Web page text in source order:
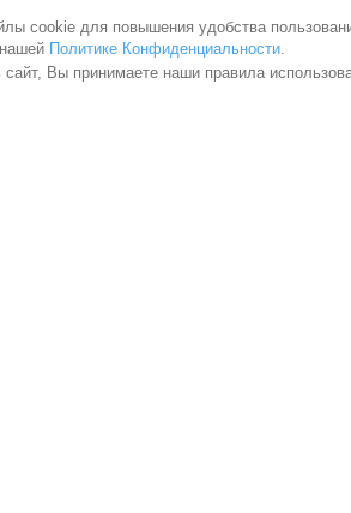
cookie для повышения удобства
Политике Конфиденциальности.
сайт, Вы принимаете наши правила